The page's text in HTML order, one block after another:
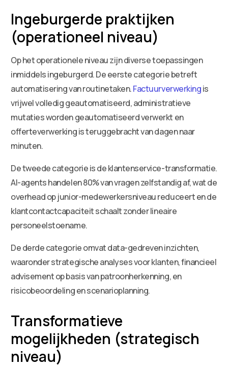
Ingeburgerde praktijken
(operationeel niveau)
Op het operationele niveau zijn diverse toepassingen
inmiddels ingeburgerd. De eerste categorie betreft
automatisering van routinetaken.Factuurverwerkingis
vrijwel volledig geautomatiseerd, administratieve
mutaties worden geautomatiseerd verwerkt en
offerteverwerking is teruggebracht van dagen naar
minuten.
De tweede categorie is de klantenservice-transformatie.
AI-agents handelen 80% van vragen zelfstandig af, wat de
overhead op junior-medewerkersniveau reduceert en de
klantcontactcapaciteit schaalt zonder lineaire
personeelstoename.
De derde categorie omvat data-gedreven inzichten,
waaronder strategische analyses voor klanten, financieel
advisement op basis van patroonherkenning, en
risicobeoordeling en scenarioplanning.
Transformatieve
mogelijkheden (strategisch
niveau)